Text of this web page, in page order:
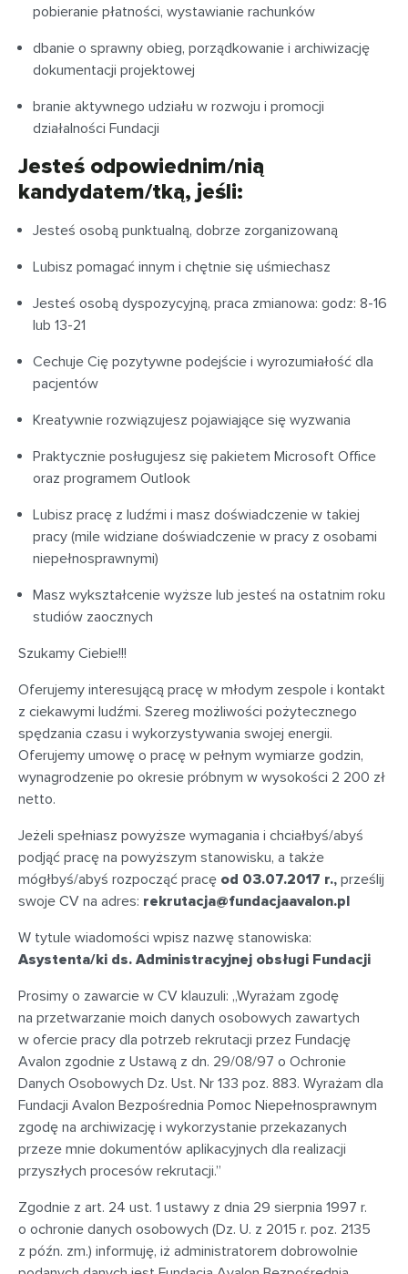
pobieranie płatności, wystawianie rachunków
dbanie o sprawny obieg, porządkowanie i archiwizację
dokumentacji projektowej
branie aktywnego udziału w rozwoju i promocji
działalności Fundacji
Jesteś odpowiednim/nią
kandydatem/tką, jeśli:
Jesteś osobą punktualną, dobrze zorganizowaną
Lubisz pomagać innym i chętnie się uśmiechasz
Jesteś osobą dyspozycyjną, praca zmianowa: godz: 8-16
lub 13-21
Cechuje Cię pozytywne podejście i wyrozumiałość dla
pacjentów
Kreatywnie rozwiązujesz pojawiające się wyzwania
Praktycznie posługujesz się pakietem Microsoft Office
oraz programem Outlook
Lubisz pracę z ludźmi i masz doświadczenie w takiej
pracy (mile widziane doświadczenie w pracy z osobami
niepełnosprawnymi)
Masz wykształcenie wyższe lub jesteś na ostatnim roku
studiów zaocznych
Szukamy Ciebie!!!
Oferujemy interesującą pracę w młodym zespole i kontakt
z ciekawymi ludźmi. Szereg możliwości pożytecznego
spędzania czasu i wykorzystywania swojej energii.
Oferujemy umowę o pracę w pełnym wymiarze godzin,
wynagrodzenie po okresie próbnym w wysokości 2 200 zł
netto.
Jeżeli spełniasz powyższe wymagania i chciałbyś/abyś
podjąć pracę na powyższym stanowisku, a także
mógłbyś/abyś rozpocząć pracę od 03.07.2017 r., prześlij
swoje CV na adres: rekrutacja@fundacjaavalon.pl
W tytule wiadomości wpisz nazwę stanowiska:
Asystenta/ki ds. Administracyjnej obsługi Fundacji
Prosimy o zawarcie w CV klauzuli: „Wyrażam zgodę
na przetwarzanie moich danych osobowych zawartych
w ofercie pracy dla potrzeb rekrutacji przez Fundację
Avalon zgodnie z Ustawą z dn. 29/08/97 o Ochronie
Danych Osobowych Dz. Ust. Nr 133 poz. 883. Wyrażam dla
Fundacji Avalon Bezpośrednia Pomoc Niepełnosprawnym
zgodę na archiwizację i wykorzystanie przekazanych
przeze mnie dokumentów aplikacyjnych dla realizacji
przyszłych procesów rekrutacji.”
Zgodnie z art. 24 ust. 1 ustawy z dnia 29 sierpnia 1997 r.
o ochronie danych osobowych (Dz. U. z 2015 r. poz. 2135
z późn. zm.) informuję, iż administratorem dobrowolnie